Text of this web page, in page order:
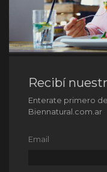
Recibí
Enterate primero
Biennatural.com.ar
Email